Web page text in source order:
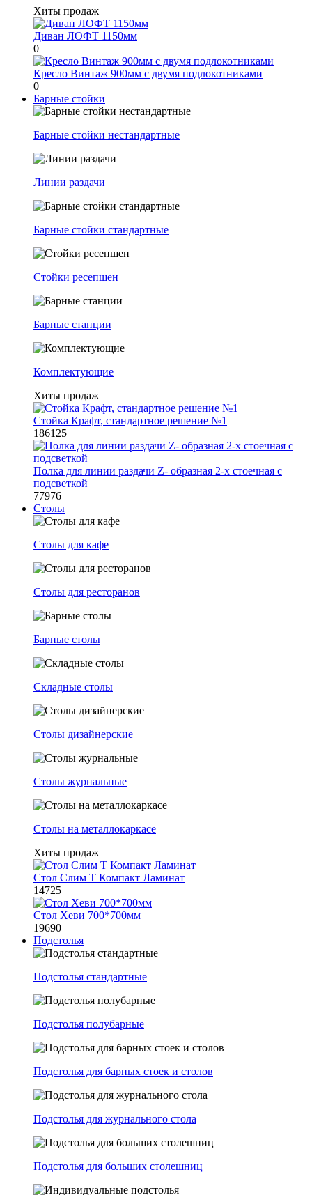
Хиты продаж
Диван ЛОФТ 1150мм
0
Кресло Винтаж 900мм с двумя подлокотниками
0
Барные стойки
Барные стойки нестандартные
Линии раздачи
Барные стойки стандартные
Стойки ресепшен
Барные станции
Комплектующие
Хиты продаж
Стойка Крафт, стандартное решение №1
186125
Полка для линии раздачи Z- образная 2-х стоечная с
подсветкой
77976
Столы
Столы для кафе
Столы для ресторанов
Барные столы
Складные столы
Столы дизайнерские
Столы журнальные
Столы на металлокаркасе
Хиты продаж
Стол Слим Т Компакт Ламинат
14725
Стол Хеви 700*700мм
19690
Подстолья
Подстолья стандартные
Подстолья полубарные
Подстолья для барных стоек и столов
Подстолья для журнального стола
Подстолья для больших столешниц